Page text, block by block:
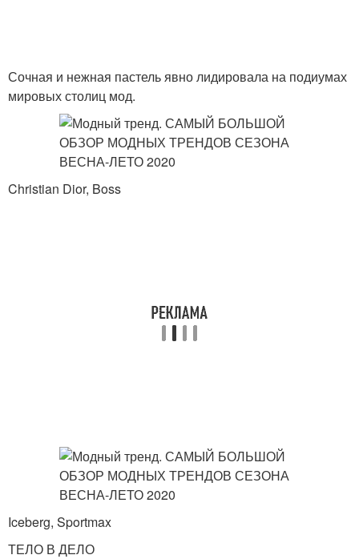
Сочная и нежная пастель явно лидировала на подиумах
мировых столиц мод.
Christian Dior, Boss
Iceberg, Sportmax
ТЕЛО В ДЕЛО